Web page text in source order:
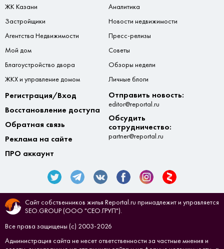
ЖК Казани
Застройщики
Агентства Недвижимости
Мой дом
Благоустройство двора
ЖКХ и управление домом
Аналитика
Новости недвижимости
Пресс-релизы
Советы
Обзоры недели
Личные блоги
Регистрация/Вход
Восстановление доступа
Обратная связь
Реклама на сайте
ПРО аккаунт
Отправить новость:
editor@reportal.ru
Обсудить
сотрудничество:
partner@reportal.ru
Сайт собственников жилья Reportal.ru принадлежит и управляется
SEO.GROUP (ООО "СЕО.ГРУП").
Все права защищены (с) 2003-2026
Администрация сайта не несет ответственности за частные мнения и